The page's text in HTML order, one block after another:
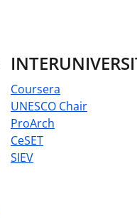
Coursera
UNESCO Chair
ProArch
CeSET
SIEV